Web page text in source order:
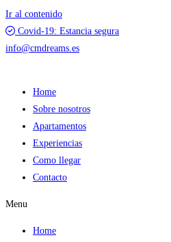
Ir al contenido
Covid-19: Estancia segura
info@cmdreams.es
Home
Sobre nosotros
Apartamentos
Experiencias
Como llegar
Contacto
Menu
Home